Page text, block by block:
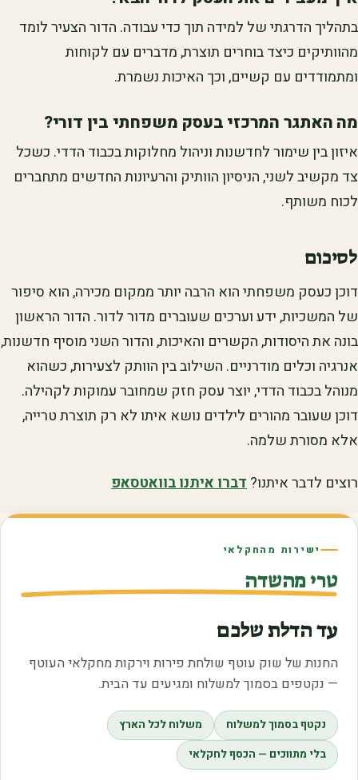
בתהליך הדרגתי של למידה תוך כדי עבודה. הדור הצעיר לומד
מהוותיקים כיצד בוחרים תוצרת, מדברים עם לקוחות
ומתמודדים עם קשיים, וכך האיכות נשמרת.
מה האתגר המרכזי בעסק משפחתי בין דורי?
איזון בין שימור לחדשנות וניהול מחלוקות בכבוד הדדי. כשכל
צד מקשיב לשני, הניסיון הוותיק והרעיונות החדשים מתחברים
לכוח משותף.
לסיכום
דוכן כעסק משפחתי הוא הרבה יותר ממקום מכירה, הוא סיפור
של המשכיות, ידע וערכים שעוברים מדור לדור. הדור הראשון
בונה את היסודות, הקשרים והאיכות, והדור השני מוסיף חדשנות,
אנרגיה וכלים מודרניים. השילוב בין הוותק לצעירות, כשהוא
מנוהל בכבוד הדדי, יוצר עסק חזק שמחובר עמוקות לקהילה.
דוכן שעובר מהורים לילדים נושא איתו לא רק תוצרת טרייה,
אלא מסורת שלמה.
רוצים לדבר איתנו?דברו איתנו בוואטסאפ
ישירות מהחקלאי
טרי מהשדה
עד הדלת שלכם
החנות של שוק עוטף שולחת פירות וירקות מחקלאי העוטף
— נקטפים בסמוך למשלוח ומגיעים עד הבית.
נקטף בסמוך למשלוח
משלוח לכל הארץ
בלי מתווכים — הכסף לחקלאי